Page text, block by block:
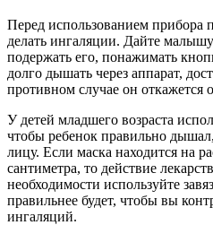
Перед использованием прибора
делать ингаляции. Дайте малышу
подержать его, понажимать
долго дышать через аппарат,
противном случае он откажется
У детей младшего возраста
чтобы ребенок правильно
лицу. Если маска находится на
сантиметра, то действие
необходимости используйте
правильнее будет, чтобы вы
ингаляций.